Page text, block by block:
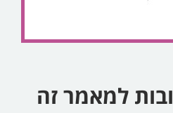
למאמר זה